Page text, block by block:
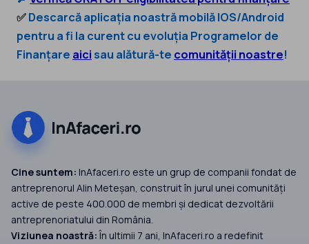
✅Descarcă aplicația noastră mobilă IOS/Android
pentru a fi la curent cu evoluția Programelor de
Finanțare aici sau alătură-te comunității noastre!
Cine suntem: InAfaceri.ro este un grup de companii fondat de
antreprenorul Alin Meteșan, construit în jurul unei comunități
active de peste 400.000 de membri și dedicat dezvoltării
antreprenoriatului din România.
Viziunea noastră:În ultimii 7 ani, InAfaceri.ro a redefinit